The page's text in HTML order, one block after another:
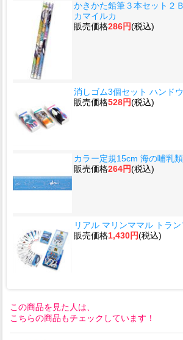
かきかた鉛筆３本セット２Ｂ
カマイルカ
販売価格286円(税込)
消しゴム3個セット ハンド
販売価格528円(税込)
カラー定規15cm 海の哺乳類
販売価格264円(税込)
リアル マリンママル トラン
販売価格1,430円(税込)
この商品を見た人は、
こちらの商品もチェックしています！